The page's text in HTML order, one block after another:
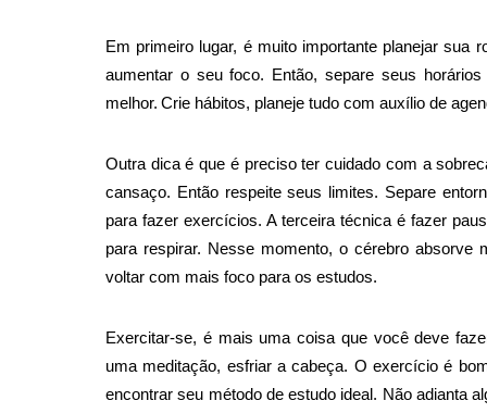
Em primeiro lugar, é muito importante planejar sua
aumentar o seu foco. Então, separe seus
melhor. Crie hábitos, planeje tudo com auxílio de
Outra dica é que é preciso ter cuidado com a
cansaço. Então respeite seus limites. Separe
para fazer exercícios. A terceira técnica é fazer
para respirar. Nesse momento, o cérebro
voltar com mais foco para os estudos.
Exercitar-se, é mais uma coisa que você deve
uma meditação, esfriar a cabeça. O exercício é
encontrar seu método de estudo ideal. Não adianta